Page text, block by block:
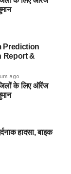
Prediction
Report &
ago
के लिए ऑरेंज
हादसा, बाइक